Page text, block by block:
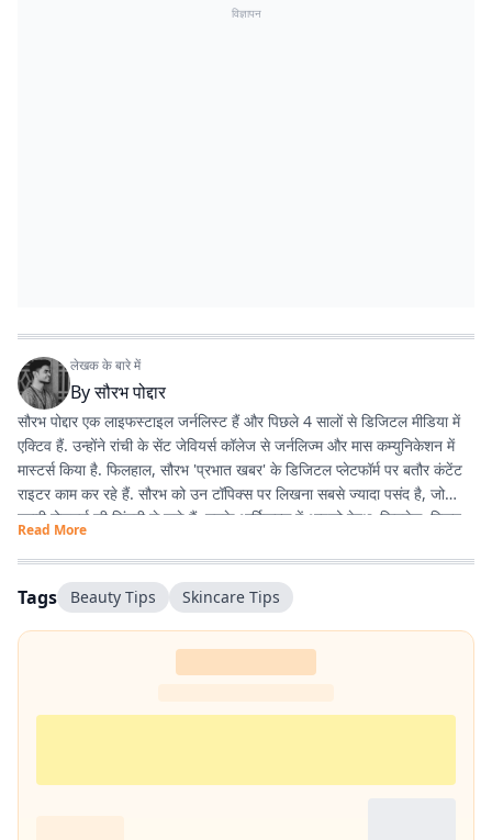
विज्ञापन
लेखक के बारे में
Byसौरभ पोद्दार
सौरभ पोद्दार एक लाइफस्टाइल जर्नलिस्ट हैं और पिछले 4 सालों से डिजिटल मीडिया में
एक्टिव हैं. उन्होंने रांची के सेंट जेवियर्स कॉलेज से जर्नलिज्म और मास कम्युनिकेशन में
मास्टर्स किया है. फिलहाल, सौरभ 'प्रभात खबर' के डिजिटल प्लेटफॉर्म पर बतौर कंटेंट
राइटर काम कर रहे हैं. सौरभ को उन टॉपिक्स पर लिखना सबसे ज्यादा पसंद है, जो
हमारी रोजमर्रा की जिंदगी से जुड़े हैं. उनके आर्टिकल्स में आपको हेल्थ, फिटनेस, स्किन-
हेयर केयर, पेरेंटिंग, हेल्दी रेसिपीज, घरेलू नुस्खे, रिलेशनशिप और वास्तु शास्त्र जैसी
उपयोगी जानकारियां मिलेंगी. फिटनेस और अच्छी सेहत सौरभ की निजी जिंदगी का भी
अहम हिस्सा हैं. वे जिन विषयों पर लिखते हैं, उन्हें अपनी रूटीन में फॉलो भी करते हैं.
उनका मानना है कि जब आप किसी चीज को खुद एक्सपीरियंस करते हैं, तभी दूसरों तक
सही और प्रैक्टिकल जानकारी पहुंचा सकते हैं. उनकी हमेशा यही कोशिश रहती है कि वे
SEO-फ्रेंडली होते हैं.
Read More
Tags Beauty Tips Skincare Tips